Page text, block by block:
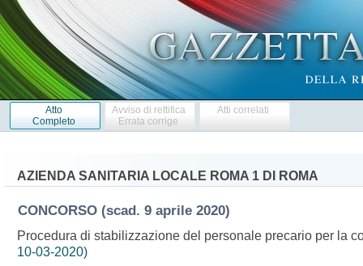
Atto
Completo
Avviso di rettifica
Errata corrige
Atti correlati
AZIENDA SANITARIA LOCALE ROMA 1 DI ROMA
CONCORSO (scad. 9 aprile 2020)
Procedura di stabilizzazione del personale precario per la
10-03-2020)